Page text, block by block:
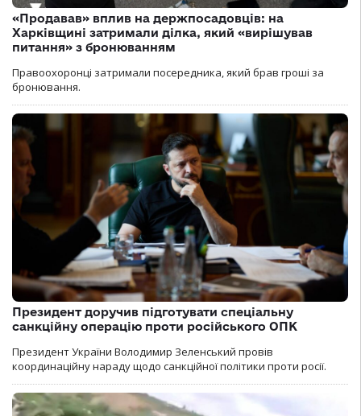
«Продавав» вплив на держпосадовців: на
Харківщині затримали ділка, який «вирішував
питання» з бронюванням
Правоохоронці затримали посередника, який брав гроші за
бронювання.
Президент доручив підготувати спеціальну
санкційну операцію проти російського ОПК
Президент України Володимир Зеленський провів
координаційну нараду щодо санкційної політики проти росії.